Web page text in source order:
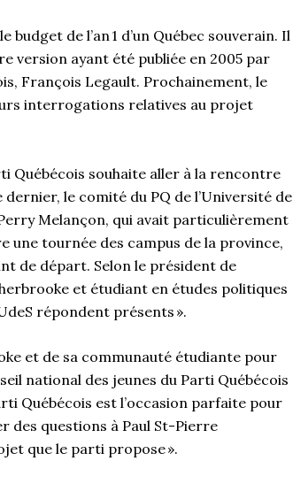
de l’an 1 d’un Québec souverain. Il
version ayant été publiée en 2005 par
François Legault. Prochainement, le
interrogations relatives au projet
Québécois souhaite aller à la rencontre
le comité du PQ de l’Université de
Melançon, qui avait particulièrement
une tournée des campus de la province,
de départ. Selon le président de
et étudiant en études politiques
répondent présents ».
et de sa communauté étudiante pour
national des jeunes du Parti Québécois
Québécois est l’occasion parfaite pour
des questions à Paul St-Pierre
que le parti propose ».